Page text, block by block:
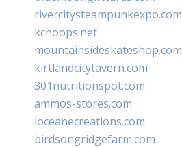
rivercitysteampunkexpo.com
kchoops.net
mountainsideskateshop.com
kirtlandcitytavern.com
301nutritionspot.com
ammos-stores.com
loceanecreations.com
birdsongridgefarm.com